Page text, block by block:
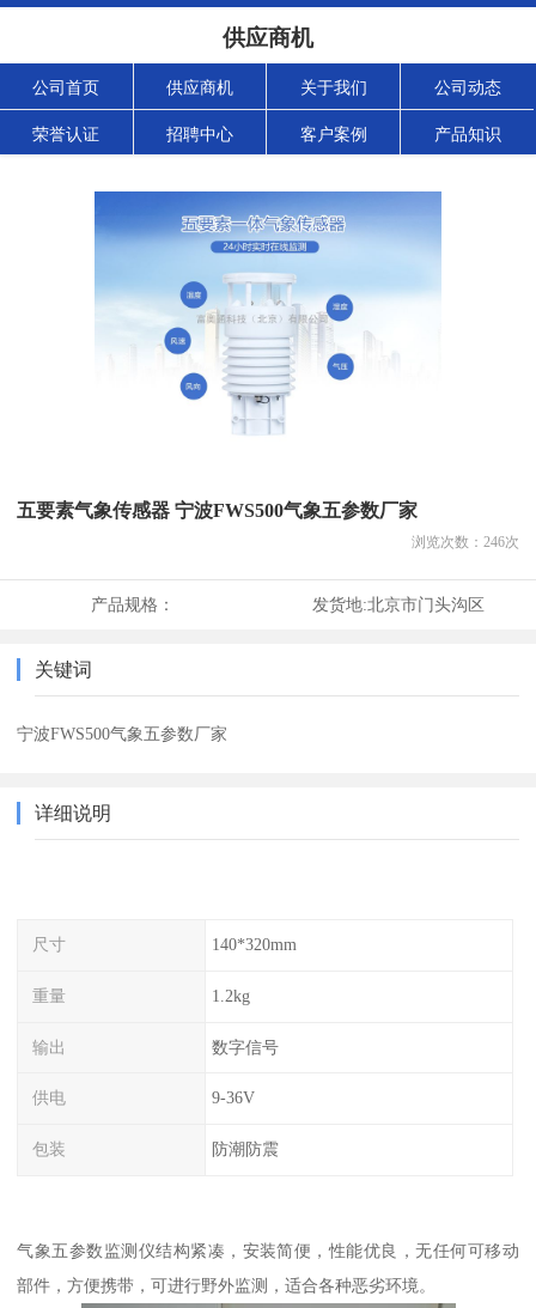
供应商机
公司首页 供应商机 关于我们 公司动态
荣誉认证 招聘中心 客户案例 产品知识
五要素气象传感器 宁波FWS500气象五参数厂家
浏览次数： 246次
产品规格： 发货地:北京市门头沟区
关键词
宁波FWS500气象五参数厂家
详细说明
尺寸 140*320mm
重量 1.2kg
输出 数字信号
供电 9-36V
包装 防潮防震
气象五参数监测仪结构紧凑，安装简便，性能优良，无任何可移动
部件，方便携带，可进行野外监测，适合各种恶劣环境。